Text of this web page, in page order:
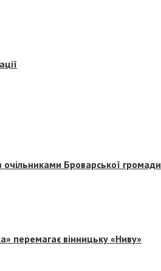
очільниками Броварської громади
перемагає вінницьку «Ниву»